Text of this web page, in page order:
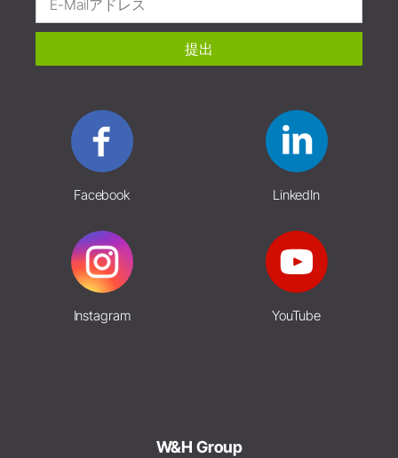
提出
Facebook LinkedIn
Instagram YouTube
W&H Group